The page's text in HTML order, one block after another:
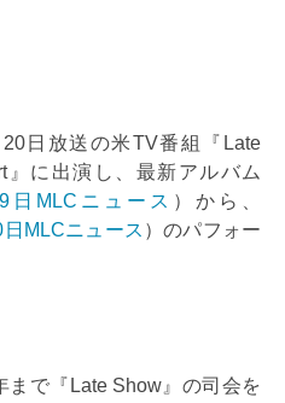
日放送の米TV番組『Late
』に出演し、最新アルバム
日MLCニュース ）から、
MLCニュース ）のパフォー
まで『Late Show』の司会を